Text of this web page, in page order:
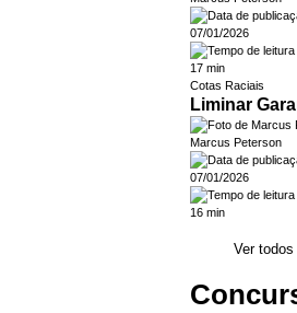
07/01/2026
17 min
Cotas Raciais
Liminar
Marcus Peterson
07/01/2026
16 min
Ver